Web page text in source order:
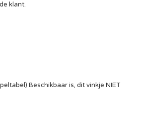
klant.
Beschikbaar is, dit vinkje NIET